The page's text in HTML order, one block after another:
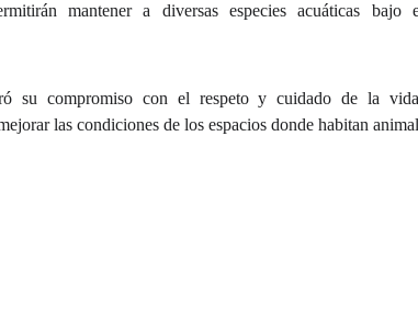
mantener a diversas especies acuáticas bajo
su compromiso con el respeto y cuidado de la
las condiciones de los espacios donde habitan